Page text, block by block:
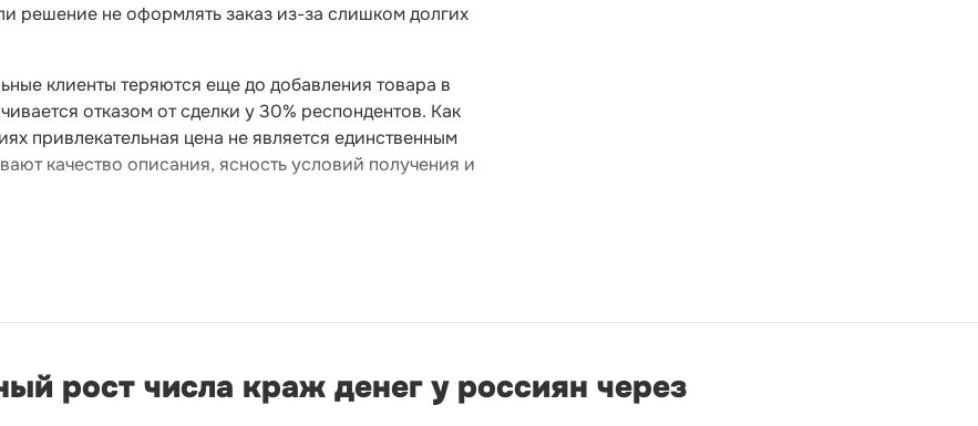
решение не оформлять заказ из-за слишком долгих
клиенты теряются еще до добавления товара в
отказом от сделки у 30% респондентов. Как
привлекательная цена не является единственным
качество описания, ясность условий получения и
рост числа краж денег у россиян через